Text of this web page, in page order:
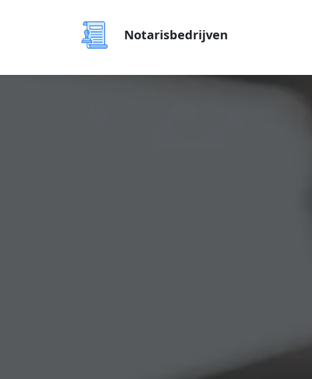
Notarisbedrijven